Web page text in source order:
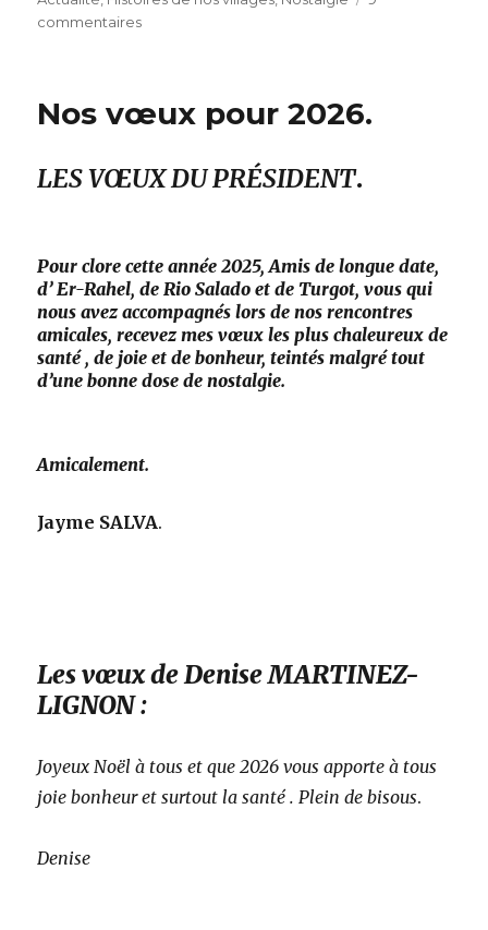
commentairessur
année
Nos vœux pour 2026.
LES VŒUX DU PRÉSIDENT.
Pour clore cette année 2025, Amis de longue date,
d’ Er-Rahel, de Rio Salado et de Turgot, vous qui
nous avez accompagnés lors de nos rencontres
amicales, recevez mes vœux les plus chaleureux de
santé , de joie et de bonheur, teintés malgré tout
d’une bonne dose de nostalgie.
Amicalement.
Jayme SALVA.
Les vœux de Denise MARTINEZ-
LIGNON:
Joyeux Noël à tous et que 2026 vous apporte à tous
joie bonheur et surtout la santé . Plein de bisous.
Denise